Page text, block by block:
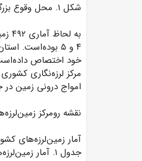
شکل ۱. محل وقوع بزرگترین زمین‌لرزه‌های کشور در دی‌ماه ۱۴۰۲
خود اختصاص داده‌است و پس
امواج درونی زمین در
نقشه رومرکز
آمار زمین‌لرزه‌های کشور در دی‌ماه ۱۴۰۲ در مقایسه با مدت مشابه سال
جدول ۱. آمار زمین‌لرزه‌های کشور در دی‌ماه ۱۴۰۲ به تفکیک استان‌ها